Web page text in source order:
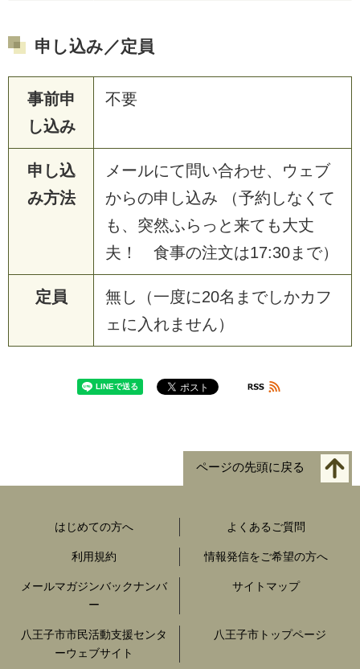
申し込み／定員
事前申
し込み
不要
申し込
み方法
メールにて問い合わせ、ウェブ
からの申し込み （予約しなくて
も、突然ふらっと来ても大丈
夫！ 食事の注文は17:30まで）
定員
無し（一度に20名までしかカフ
ェに入れません）
ページの先頭に戻る
はじめての方へ よくあるご質問
利用規約 情報発信をご希望の方へ
メールマガジンバックナンバ
ー
サイトマップ
八王子市市民活動支援センタ
ーウェブサイト
八王子市トップページ